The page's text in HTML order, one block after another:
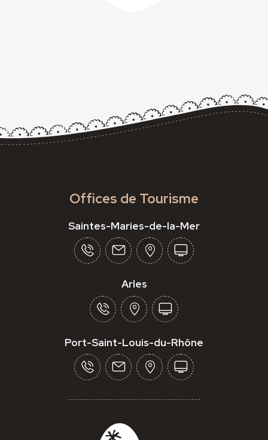
Offices de Tourisme
Saintes-Maries-de-la-Mer
Arles
Port-Saint-Louis-du-Rhône